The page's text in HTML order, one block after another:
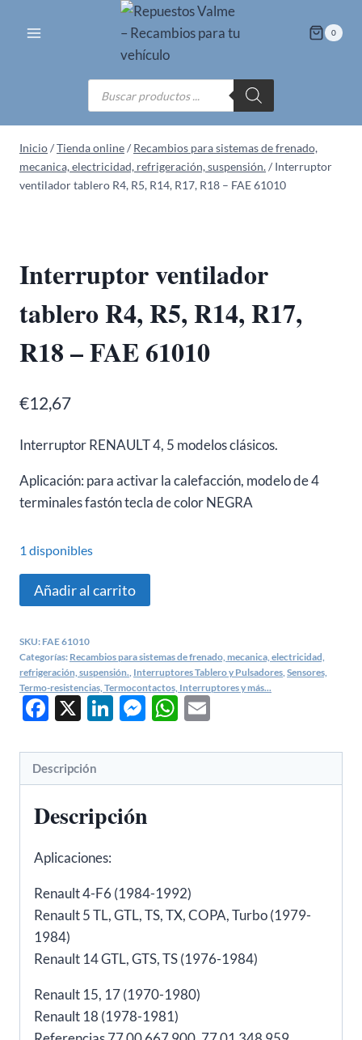
0
Búsqueda
de
productos
Inicio/Tienda online/ Recambios para sistemas de frenado,
mecanica, electricidad, refrigeración, suspensión./ Interruptor
ventilador tablero R4, R5, R14, R17, R18 – FAE 61010
Interruptor ventilador
tablero R4, R5, R14, R17,
R18 – FAE 61010
€12,67
Interruptor RENAULT 4, 5 modelos clásicos.
Aplicación: para activar la calefacción, modelo de 4
terminales fastón tecla de color NEGRA
1 disponibles
Interruptor
ventilador
R4,
R5,
R14,
R17,
-
FAE
cantidad
Añadir al carrito
SKU: FAE 61010
Categorías: Recambios para sistemas de frenado, mecanica, electricidad,
refrigeración, suspensión. Interruptores Tablero y Pulsadores Sensores,
Termo-resistencias, Termocontactos, Interruptores y más...
Facebook
X LinkedIn
Messenger
WhatsApp
Descripción
Descripción
Aplicaciones:
Renault 4-F6 (1984-1992)
Renault 5 TL, GTL, TS, TX, COPA, Turbo (1979-
1984)
Renault 14 GTL, GTS, TS (1976-1984)
Renault 15, 17 (1970-1980)
Renault 18 (1978-1981)